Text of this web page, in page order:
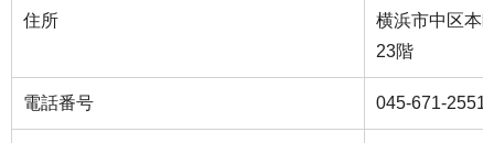
住所
横浜市中区本
23階
電話番号 045-671-2551